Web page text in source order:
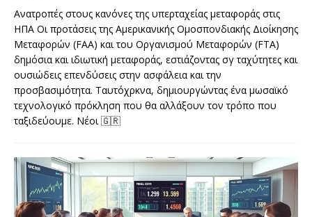
Ανατροπές στους κανόνες της υπερταχείας μεταφοράς στις
ΗΠΑ Οι προτάσεις της Αμερικανικής Ομοσπονδιακής Διοίκησης
Μεταφορών (FAA) και του Οργανισμού Μεταφορών (FTA)
δημόσια και ιδιωτική μεταφοράς, εστιάζοντας σγ ταχύτητες και
ουσιώδεις επενδύσεις στην ασφάλεια και την
προσβασιμότητα. Ταυτόχρκνα, δημιουργώντας ένα μωσαϊκό
τεχνολογικό πρόκληση που θα αλλάξουν τον τρόπο που
ταξιδεύουμε. Νέοι🇬🇷